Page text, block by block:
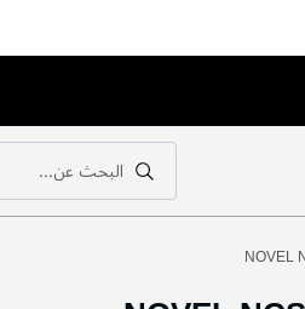
بحث
البحث عن...
بحث
NOVEL